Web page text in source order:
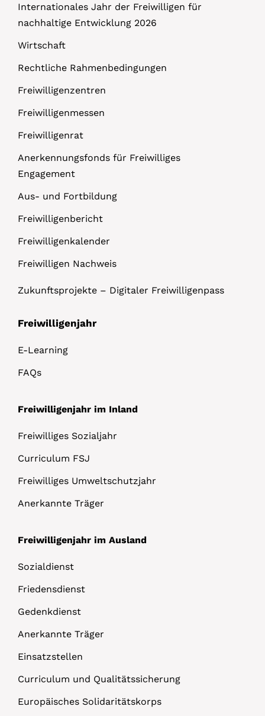
Internationales Jahr der Freiwilligen für
nachhaltige Entwicklung 2026
Wirtschaft
Rechtliche Rahmenbedingungen
Freiwilligenzentren
Freiwilligenmessen
Freiwilligenrat
Anerkennungsfonds für Freiwilliges
Engagement
Aus- und Fortbildung
Freiwilligenbericht
Freiwilligenkalender
Freiwilligen Nachweis
Zukunftsprojekte – Digitaler Freiwilligenpass
Freiwilligenjahr
E-Learning
FAQs
Freiwilligenjahr im Inland
Freiwilliges Sozialjahr
Curriculum FSJ
Freiwilliges Umweltschutzjahr
Anerkannte Träger
Freiwilligenjahr im Ausland
Sozialdienst
Friedensdienst
Gedenkdienst
Anerkannte Träger
Einsatzstellen
Curriculum und Qualitätssicherung
Europäisches Solidaritätskorps